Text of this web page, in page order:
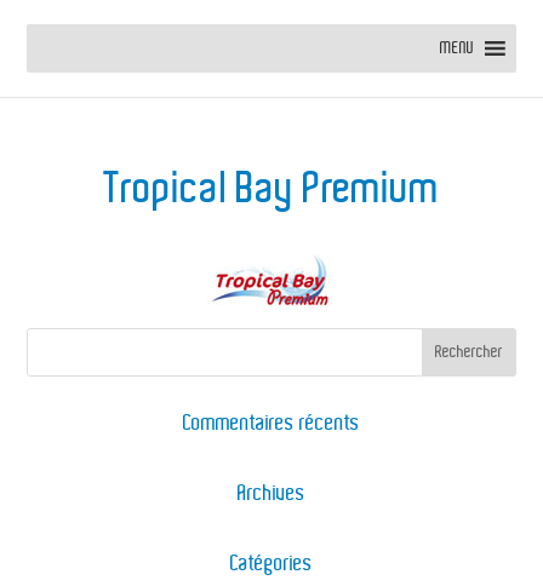
MENU
Tropical Bay Premium
Commentaires récents
Archives
Catégories